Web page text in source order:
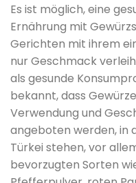
Es ist möglich, eine
Ernährung mit
Gerichten mit ihrem
nur Geschmack
als gesunde
bekannt, dass
Verwendung und
angeboten werden, in
Türkei stehen, vor
bevorzugten Sorten